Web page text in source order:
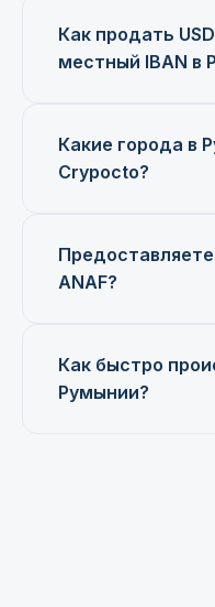
Как продать
местный IBAN в
Какие города в
Crypocto?
ANAF?
Как быстро
Румынии?